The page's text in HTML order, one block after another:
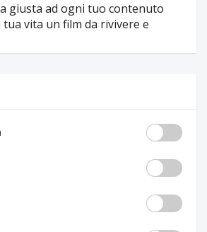
giusta ad ogni tuo contenuto
tua vita un film da rivivere e